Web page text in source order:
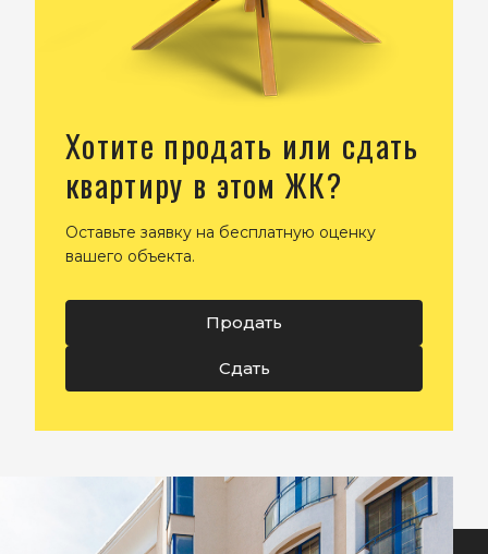
Хотите продать или сдать
квартиру в этом ЖК?
Оставьте заявку на бесплатную оценку
вашего объекта.
Продать
Сдать